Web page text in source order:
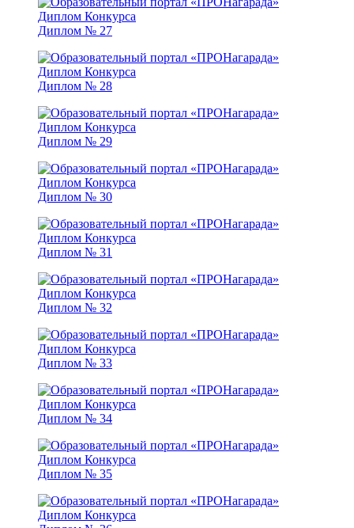
Диплом № 27
Диплом № 28
Диплом № 29
Диплом № 30
Диплом № 31
Диплом № 32
Диплом № 33
Диплом № 34
Диплом № 35